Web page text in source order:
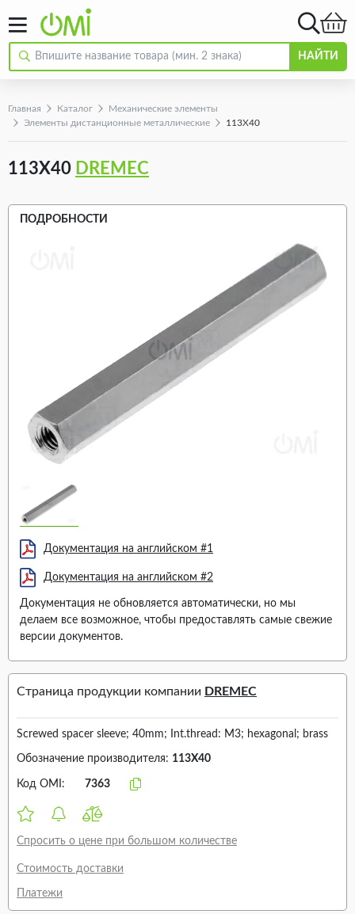
НАЙТИ
Главная Каталог
Механические элементы
Элементы дистанционные металлические
113X40
113X40 DREMEC
ПОДРОБНОСТИ
Документация на английском #1
Документация на английском #2
Документация не обновляется автоматически, но мы
делаем все возможное, чтобы предоставлять самые свежие
версии документов.
Страница продукции компании DREMEC
Screwed spacer sleeve; 40mm; Int.thread: M3; hexagonal; brass
Обозначение производителя: 113X40
Код OMI: 7363
Спросить о цене при большом количестве
Стоимость доставки
Платежи